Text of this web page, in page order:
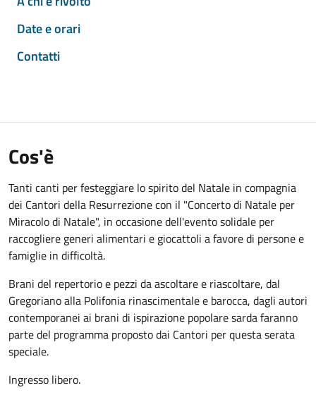
Date e orari
Contatti
Cos'è
Tanti canti per festeggiare lo spirito del Natale in compagnia
dei Cantori della Resurrezione con il "Concerto di Natale per
Miracolo di Natale", in occasione dell'evento solidale per
raccogliere generi alimentari e giocattoli a favore di persone e
famiglie in difficoltà.
Brani del repertorio e pezzi da ascoltare e riascoltare, dal
Gregoriano alla Polifonia rinascimentale e barocca, dagli autori
contemporanei ai brani di ispirazione popolare sarda faranno
parte del programma proposto dai Cantori per questa serata
speciale.
Ingresso libero.